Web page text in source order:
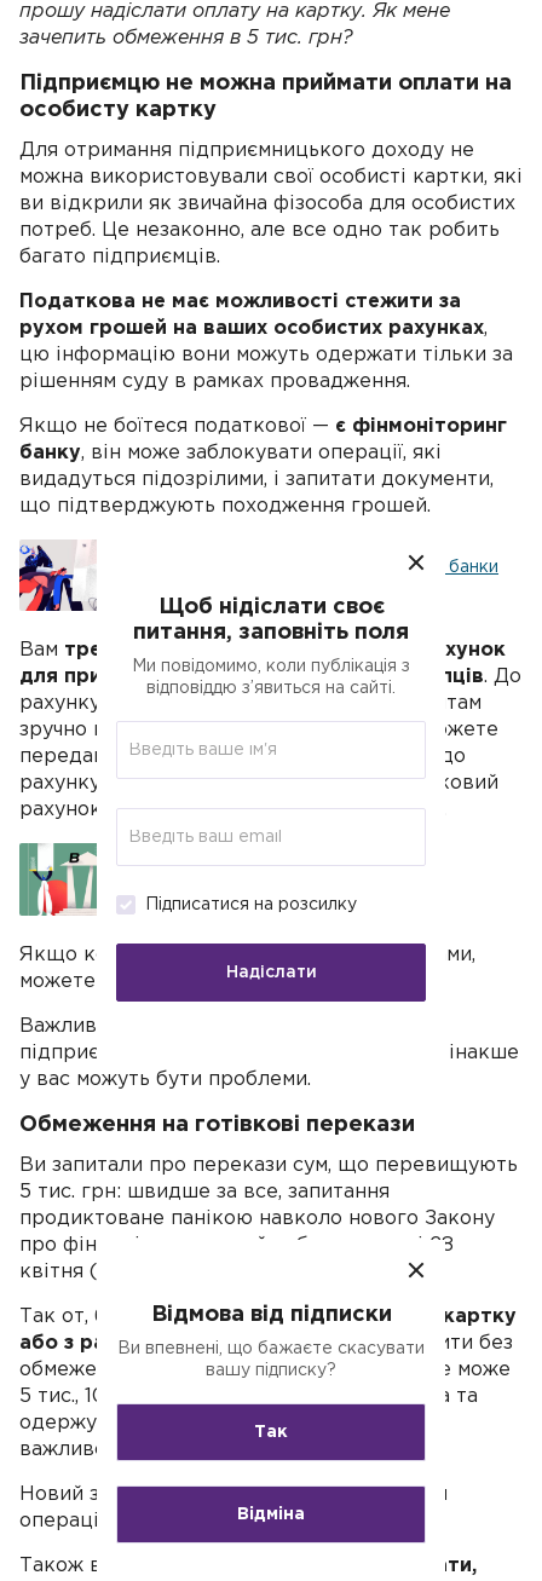
прошу надіслати оплату на картку. Як мене
зачепить обмеження в 5 тис. грн?
Підприємцю не можна приймати оплати на
особисту картку
Для отримання підприємницького доходу не
можна використовували свої особисті картки, які
ви відкрили як звичайна фізособа для особистих
потреб. Це незаконно, але все одно так робить
багато підприємців.
Податкова не має можливості стежити за
рухом грошей на ваших особистих рахунках,
цю інформацію вони можуть одержати тільки за
рішенням суду в рамках провадження.
Якщо не боїтеся податкової — є фінмоніторинг
банку, він може заблокувати операції, які
видадуться підозрілими, і запитати документи,
що підтверджують походження грошей.
Фінмоніторинг: які операції СПД банки
Вам треба відкрити підприємницький рахунок
для приймання оплат від клієнтів і покупців. До
рахунку вам видадуть картку. Якщо клієнтам
зручно платити з картки на картку, ви зможете
передавати їм номер картки, прив'язаної до
рахунку. Гроші потрапляють на розрахунковий
рахунок, і ви їх записуєте в книгу доходів.
Якщо комусь зручно платити за реквізитами,
можете давати реквізити для оплати.
Важливо, щоб гроші надходили на
підприємницький рахунок, а не повз касу, інакше
у вас можуть бути проблеми.
Обмеження на готівкові перекази
Ви запитали про перекази сум, що перевищують
5 тис. грн: швидше за все, запитання
продиктоване панікою навколо нового Закону
про фінмоніторинг, який набув чинності 28
квітня (
Так от, безготівковіплатежі з картки на картку
або з рахунку на рахунокможна проводити без
обмежень, без розбивки на дрібні суми, це може
5 тис., 10 тис. грн і більше. Особи платника та
одержувача грошей ідентифіковані, а це
важливо для банку.
Новий закон зобов'язує банки аналізувати
операції на суми від 400 тис. грн.
Також вашу картку
не повинні заблокувати,
Щоб нідіслати своє
питання, заповніть поля
Ми повідомимо, коли публікація з
відповіддю з’явиться на сайті.
Підписатися на розсилку
Надіслати
Відмова від підписки
Ви впевнені, що бажаєте скасувати
вашу підписку?
Так
Відміна